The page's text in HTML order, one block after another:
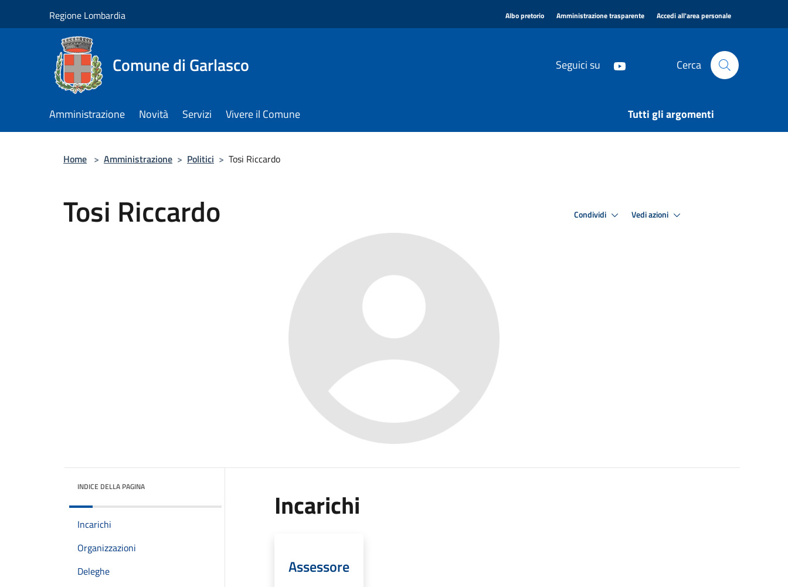
Regione Lombardia Albo pretorio Amministrazione trasparente Accedi all'area personale
Comune di Garlasco Seguici su Cerca
Amministrazione Novità Servizi Vivere il Comune Tutti gli argomenti
Home > Amministrazione > Politici > Tosi Riccardo
Tosi Riccardo Condividi Vedi azioni
INDICE DELLA PAGINA
Incarichi
Organizzazioni
Deleghe
Incarichi
Assessore